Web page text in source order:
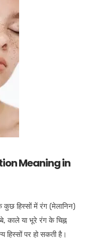
Meaning in
कुछ हिस्सों में रंग (मेलानिन)
काले या भूरे रंग के चिह्न
हिस्सों पर हो सकती है।